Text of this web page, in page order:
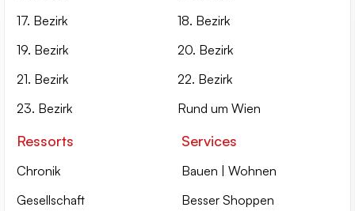
17. Bezirk
18. Bezirk
19. Bezirk
20. Bezirk
21. Bezirk
22. Bezirk
23. Bezirk
Rund um Wien
Ressorts
Chronik
Gesellschaft
Services
Bauen | Wohnen
Besser Shoppen